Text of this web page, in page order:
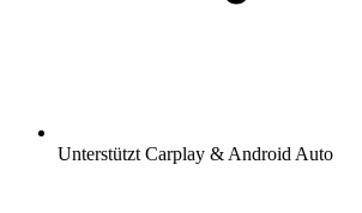
Unterstützt Carplay & Android Auto